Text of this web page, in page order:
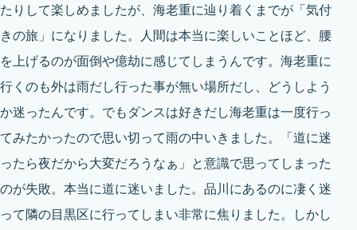
たりして楽しめましたが、海老重に辿り着くまでが「気付
きの旅」になりました。人間は本当に楽しいことほど、腰
を上げるのが面倒や億劫に感じてしまうんです。海老重に
行くのも外は雨だし行った事が無い場所だし、どうしよう
か迷ったんです。でもダンスは好きだし海老重は一度行っ
てみたかったので思い切って雨の中いきました。「道に迷
ったら夜だから大変だろうなぁ」と意識で思ってしまった
のが失敗。本当に道に迷いました。品川にあるのに凄く迷
って隣の目黒区に行ってしまい非常に焦りました。しかし